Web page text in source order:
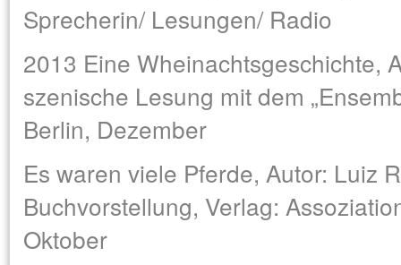
Sprecherin/ Lesungen/ Radio
2013 Eine Wheinachtsgeschichte,
szenische Lesung mit dem
Berlin, Dezember
Es waren viele Pferde, Autor: Luiz
Buchvorstellung, Verlag:
Oktober